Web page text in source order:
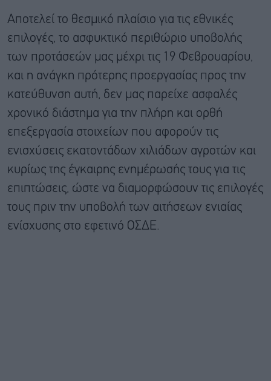
Αποτελεί το θεσμικό πλαίσιο για τις εθνικές
επιλογές, το ασφυκτικό περιθώριο υποβολής
των προτάσεών μας μέχρι τις 19 Φεβρουαρίου,
και η ανάγκη πρότερης προεργασίας προς την
κατεύθυνση αυτή, δεν μας παρείχε ασφαλές
χρονικό διάστημα για την πλήρη και ορθή
επεξεργασία στοιχείων που αφορούν τις
ενισχύσεις εκατοντάδων χιλιάδων αγροτών και
κυρίως της έγκαιρης ενημέρωσής τους για τις
επιπτώσεις, ώστε να διαμορφώσουν τις επιλογές
τους πριν την υποβολή των αιτήσεων ενιαίας
ενίσχυσης στο εφετινό ΟΣΔΕ.